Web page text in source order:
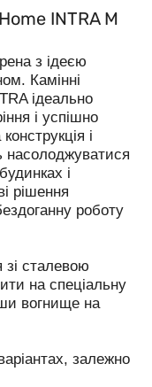
INTRA M
з ідеєю
Камінні
ідеально
і успішно
і
насолоджуватися
і
рішення
роботу
зі сталевою
на спеціальну
вогнище на
залежно